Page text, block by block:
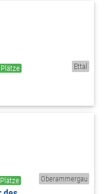
Ettal
Oberammergau